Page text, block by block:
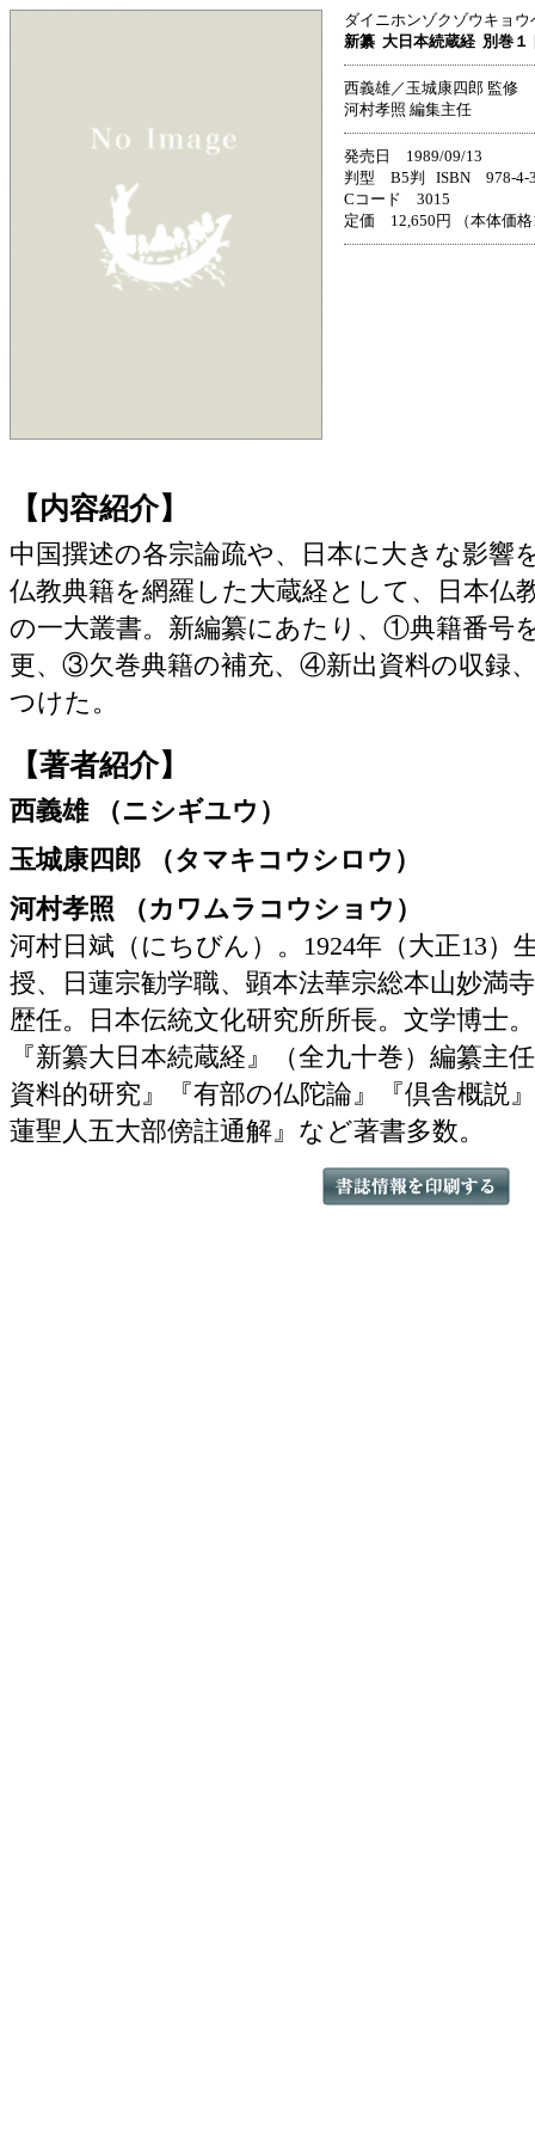
ダイニホンゾクゾウキョ
新纂 大日本続蔵経 別巻１
西義雄／玉城康四郎 監修
河村孝照 編集主任
発売日 1989/09/13
判型 B5判 ISBN 978-4-
Cコード 3015
定価 12,650円 （本体価格
【内容紹介】
中国撰述の各宗論疏や、日本に大きな影響
仏教典籍を網羅した大蔵経として、日本仏
の一大叢書。新編纂にあたり、①典籍番号
更、③欠巻典籍の補充、④新出資料の収録
つけた。
【著者紹介】
西義雄 （ニシギユウ）
玉城康四郎 （タマキコウシロウ）
河村孝照 （カワムラコウショウ）
河村日斌（にちびん）。1924年（大正13）
授、日蓮宗勧学職、顕本法華宗総本山妙満
歴任。日本伝統文化研究所所長。文学博士。
『新纂大日本続蔵経』（全九十巻）編纂主
資料的研究』『有部の仏陀論』『倶舎概説
蓮聖人五大部傍註通解』など著書多数。